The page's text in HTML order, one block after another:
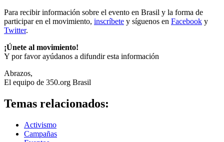
Para recibir información sobre el evento en Brasil y la forma de
participar en el movimiento, inscríbete y síguenos en Facebook y
Twitter.
¡Únete al movimiento!
Y por favor ayúdanos a difundir esta información
Abrazos,
El equipo de 350.org Brasil
Temas relacionados:
Activismo
Campañas